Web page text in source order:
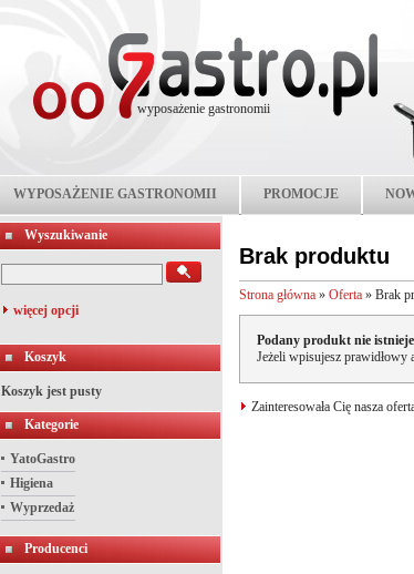
wyposażenie gastronomii
WYPOSAŻENIE GASTRONOMII PROMOCJE
Wyszukiwanie
więcej opcji
Koszyk
Koszyk jest pusty
Kategorie
YatoGastro
Higiena
Wyprzedaż
Producenci
Brak produktu
Strona główna » Oferta » Brak
Podany produkt nie
Jeżeli wpisujesz prawidłowy
Zainteresowała Cię nasza